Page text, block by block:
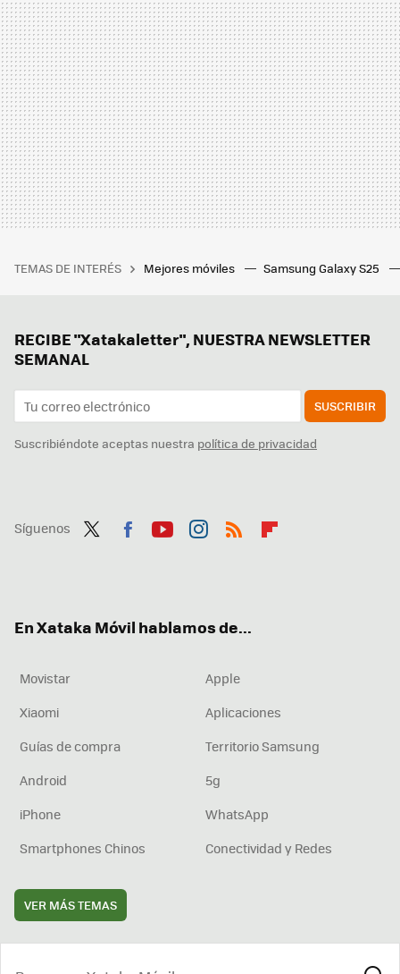
TEMAS DE INTERÉS Mejores móviles Samsung Galaxy S25
RECIBE "Xatakaletter", NUESTRA NEWSLETTER
SEMANAL
SUSCRIBIR
Suscribiéndote aceptas nuestra política de privacidad
Síguenos
En Xataka Móvil hablamos de...
Movistar
Apple
Xiaomi
Aplicaciones
Guías de compra
Territorio Samsung
Android
5g
iPhone
WhatsApp
Smartphones Chinos
Conectividad y Redes
VER MÁS TEMAS